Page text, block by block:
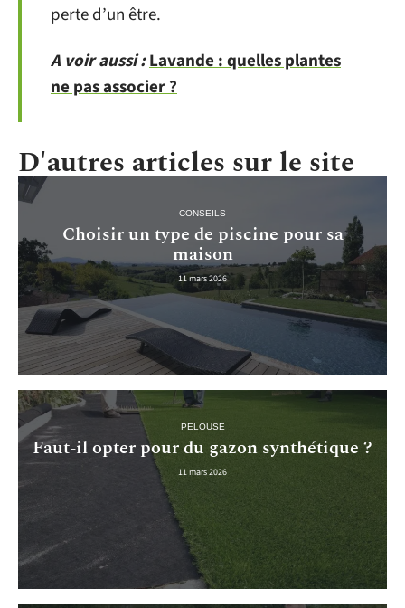
perte d’un être.
A voir aussi :Lavande : quelles plantes
ne pas associer ?
D'autres articles sur le site
CONSEILS
Choisir un type de piscine pour sa
maison
11 mars 2026
PELOUSE
Faut-il opter pour du gazon synthétique ?
11 mars 2026